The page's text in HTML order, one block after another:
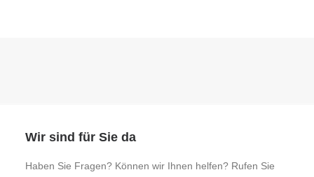
Wir sind für Sie da
Haben Sie Fragen? Können wir Ihnen helfen? Rufen Sie